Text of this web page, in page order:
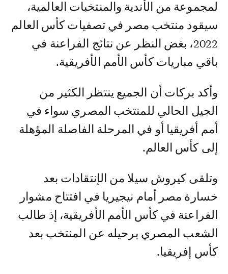
لمجموعة من الأندية والمنتخبات العالمية،
سيقود منتخب مصر في تصفيات كأس العالم
2022، بغض النظر عن نتائج الفراعنة في
باقي مباريات كأس الأمم الأفريقية.
وأكد بركات أن الجميع ينتظر الكثير من
الجيل الحالي للمنتخب المصري سواء في
أمم أفريقيا أو في المرحلة الفاصلة المؤهلة
إلى كأس العالم.
وتلقى كيروش سيلا من الإنتقادات بعد
خسارة مصر أمام نيجيريا في افتتاح مشوار
الفراعنة في كأس الأمم الأفريقية، إذ طالب
الشعب المصري برحيله عن المنتخب بعد
كأس إفريقيا.